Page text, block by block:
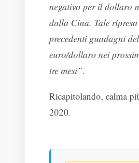
negativo per il dollaro
dalla Cina. Tale ripresa
precedenti guadagni
euro/dollaro nei
tre mesi”.
Ricapitolando, calma
2020.